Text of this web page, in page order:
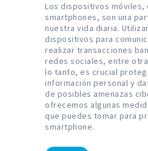
Los dispositivos móviles,
smartphones, son una
nuestra vida diaria.
dispositivos para
realizar transacciones
redes sociales, entre
lo tanto, es crucial
información personal y
de posibles amenazas
ofrecemos algunas
que puedes tomar para
smartphone.